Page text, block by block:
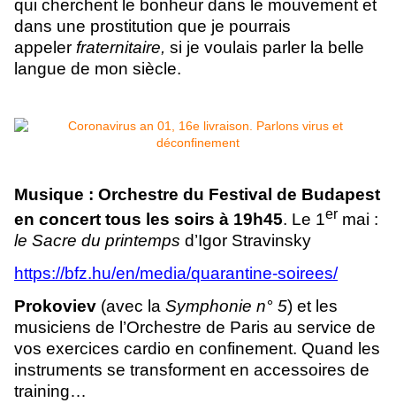
qui cherchent le bonheur dans le mouvement et
dans une prostitution que je pourrais
appeler fraternitaire, si je voulais parler la belle
langue de mon siècle.
Musique : Orchestre du Festival de Budapest
en concert tous les soirs à 19h45. Le 1er mai :
le Sacre du printemps d’Igor Stravinsky
https://bfz.hu/en/media/quarantine-soirees/
Prokoviev (avec la Symphonie n° 5) et les
musiciens de l’Orchestre de Paris au service de
vos exercices cardio en confinement. Quand les
instruments se transforment en accessoires de
training…